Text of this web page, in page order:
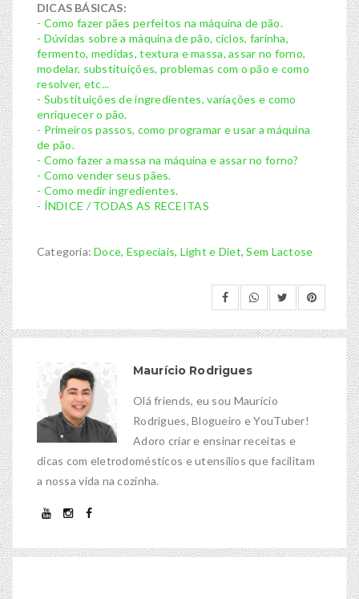
DICAS BÁSICAS:
- Como fazer pães perfeitos na máquina de pão.
- Dúvidas sobre a máquina de pão, ciclos, farinha,
fermento, medidas, textura e massa, assar no forno,
modelar, substituições, problemas com o pão e como
resolver, etc...
- Substituições de ingredientes, variações e como
enriquecer o pão.
- Primeiros passos, como programar e usar a máquina
de pão.
- Como fazer a massa na máquina e assar no forno?
- Como vender seus pães.
- Como medir ingredientes.
- ÍNDICE / TODAS AS RECEITAS
Categoria:Doce, Especiais, Light e Diet,Sem Lactose
Maurício Rodrigues
Olá friends, eu sou Maurício
Rodrigues, Blogueiro e YouTuber!
Adoro criar e ensinar receitas e
dicas com eletrodomésticos e utensílios que facilitam
a nossa vida na cozinha.